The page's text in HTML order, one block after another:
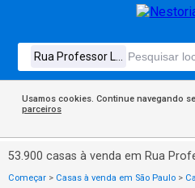
Usamos cookies. Continue navegando
parceiros
53.900 casas à venda em Rua
Começar > Casas à venda em São Paulo >